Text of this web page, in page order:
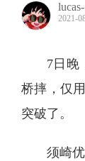
lucas-
2021-
7日晚
桥摔，仅
突破了。
须崎